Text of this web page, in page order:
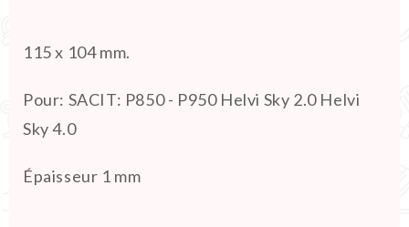
115 x 104 mm.
Pour: SACIT: P850 - P950 Helvi Sky 2.0 Helvi
Sky 4.0
Épaisseur 1 mm